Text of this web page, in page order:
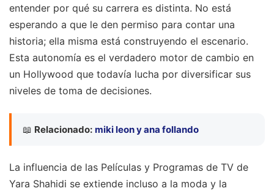
entender por qué su carrera es distinta. No está
esperando a que le den permiso para contar una
historia; ella misma está construyendo el escenario.
Esta autonomía es el verdadero motor de cambio en
un Hollywood que todavía lucha por diversificar sus
niveles de toma de decisiones.
📖 Relacionado: miki leon y ana follando
La influencia de las Películas y Programas de TV de
Yara Shahidi se extiende incluso a la moda y la